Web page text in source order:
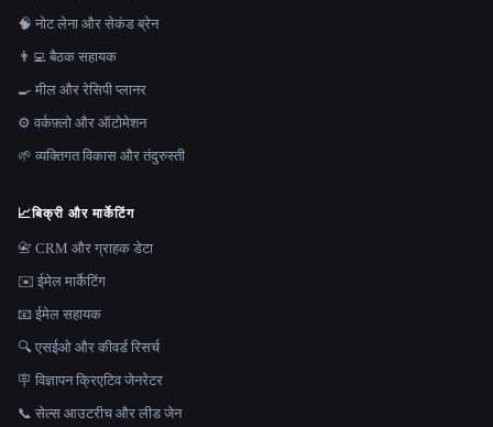
🧠 नोट लेना और सेकंड ब्रेन
👨‍💻 बैठक सहायक
🍳 मील और रेसिपी प्लानर
⚙️ वर्कफ़्लो और ऑटोमेशन
🌱 व्यक्तिगत विकास और तंदुरुस्ती
📈बिक्री और मार्केटिंग
📇 CRM और ग्राहक डेटा
✉️ ईमेल मार्केटिंग
📧 ईमेल सहायक
🔍 एसईओ और कीवर्ड रिसर्च
🪧 विज्ञापन क्रिएटिव जेनरेटर
📞 सेल्स आउटरीच और लीड जेन